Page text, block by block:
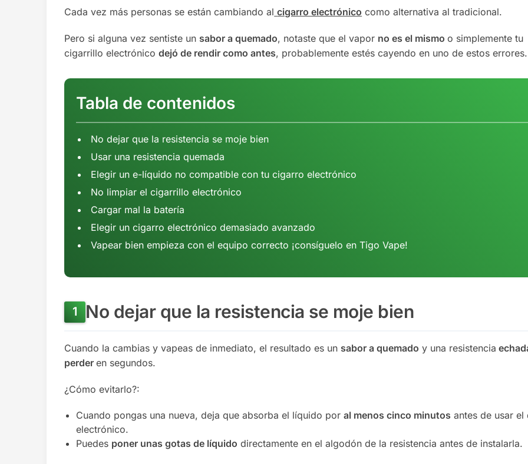
Cada vez más personas se están cambiando al cigarro electrónico como alternativa al tradicional.
Pero si alguna vez sentiste un sabor a quemado, notaste que el vapor no es el mismoo simplemente tu
cigarrillo electrónicodejó de rendir como antes, probablemente estés cayendo en uno de estos errores.
Tabla de contenidos
No dejar que la resistencia se moje bien
Usar una resistencia quemada
Elegir un e-líquido no compatible con tu cigarro electrónico
No limpiar el cigarrillo electrónico
Cargar mal la batería
Elegir un cigarro electrónico demasiado avanzado
Vapear bien empieza con el equipo correcto ¡consíguelo en Tigo Vape!
No dejar que la resistencia se moje bien
Cuando la cambias y vapeas de inmediato, el resultado es un sabor a quemado y una resistencia
perderen segundos.
¿Cómo evitarlo?:
Cuando pongas una nueva, deja que absorba el líquido poral menos cinco minutos antes de usar el
electrónico.
Puedes poner unas gotas de líquido directamente en el algodón de la resistencia antes de instalarla.